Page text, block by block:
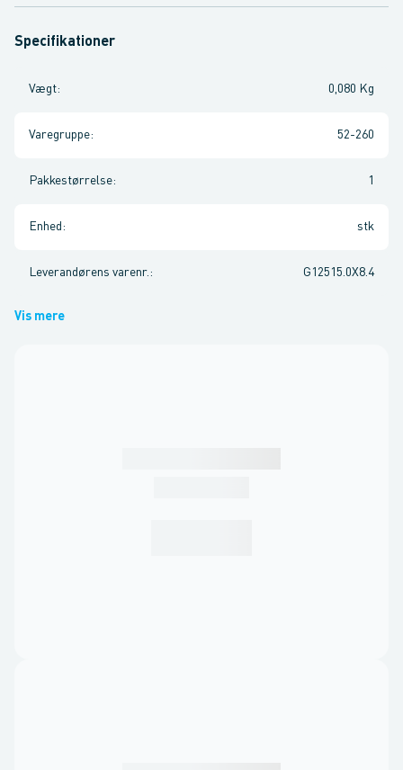
Specifikationer
Vægt: 0,080 Kg
Varegruppe: 52-260
Pakkestørrelse: 1
Enhed : stk
Leverandørens varenr. : G12515.0X8.4
Vis mere